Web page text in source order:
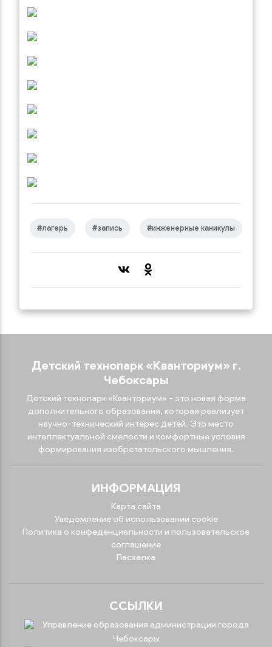
#лагерь #запись #инженерные каникулы
Детский технопарк «‎Кванториум»‎ г.
Чебоксары
Детский технопарк «Кванториум» - это новая форма
дополнительного образования, которая реализует
научно-технический интерес детей. Это место
интеллектуальной смелости и комфортные условия
формирования изобретательского мышления.
ИНФОРМАЦИЯ
Карта сайта
Уведомление об использовании cookie
Политика о конфеденциальности и пользовательское
соглашение
Пасхалка
ССЫЛКИ
Управление образования администрации города
Чебоксары